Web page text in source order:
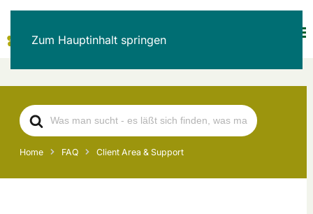
Zum Hauptinhalt springen
Search
For
Home FAQ Client Area & Support